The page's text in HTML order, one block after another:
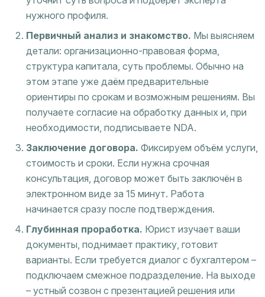
нужного профиля.
Первичный анализ и знакомство. Мы выясняем
детали: организационно-правовая форма,
структура капитала, суть проблемы. Обычно на
этом этапе уже даём предварительные
ориентиры по срокам и возможным решениям. Вы
получаете согласие на обработку данных и, при
необходимости, подписываете NDA.
Заключение договора. Фиксируем объём услуги,
стоимость и сроки. Если нужна срочная
консультация, договор может быть заключён в
электронном виде за 15 минут. Работа
начинается сразу после подтверждения.
Глубинная проработка. Юрист изучает ваши
документы, поднимает практику, готовит
варианты. Если требуется диалог с бухгалтером –
подключаем смежное подразделение. На выходе
– устный созвон с презентацией решения или